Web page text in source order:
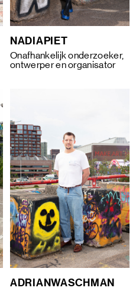
NADIAPIET
Onafhankelijk onderzoeker,
ontwerper en organisator
ADRIANWASCHMAN